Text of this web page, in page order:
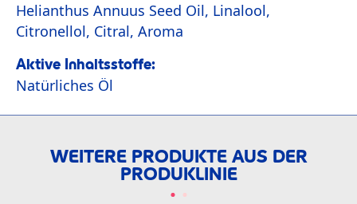
Helianthus Annuus Seed Oil, Linalool,
Citronellol, Citral, Aroma
Aktive Inhaltsstoffe:
Natürliches Öl
WEITERE PRODUKTE AUS DER
PRODUKLINIE